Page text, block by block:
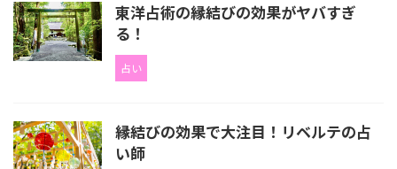
東洋占術の縁結びの効果がヤバすぎ
る！
占い
縁結びの効果で大注目！リベルテの占
い師